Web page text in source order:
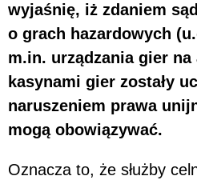
wyjaśnię, iż zdaniem
o grach hazardowych
m.in. urządzania gier
kasynami gier zostały
naruszeniem prawa
mogą obowiązywać.
Oznacza to, że służby